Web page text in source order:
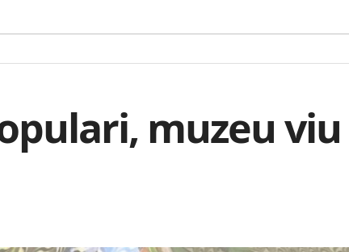
muzeu